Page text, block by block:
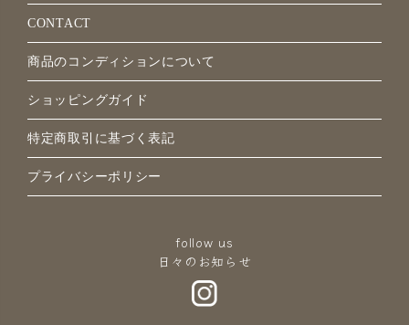
CONTACT
商品のコンディションについて
ショッピングガイド
特定商取引に基づく表記
プライバシーポリシー
follow us
日々のお知らせ